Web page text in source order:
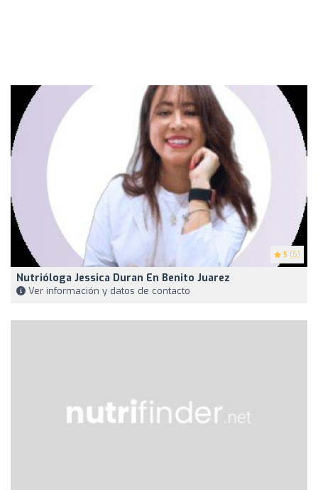
5 (5)
Nutrióloga Jessica Duran En Benito Juarez
Ver información y datos de contacto